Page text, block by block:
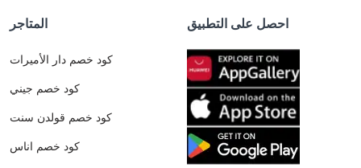
المتاجر
كود خصم دار الأميرات
كود خصم جيني
كود خصم قولدن سنت
كود خصم اناس
احصل على التطبيق